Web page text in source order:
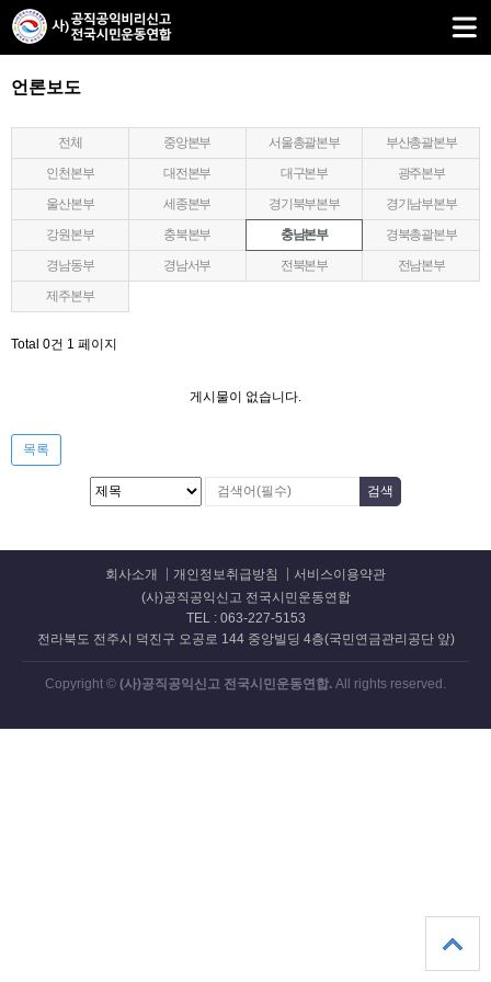
언론보도
전체 중앙본부 서울총괄본부
부산총괄본부
인천본부
대전본부 대구본부
광주본부
울산본부
세종본부 경기북부본부
경기남부본부
강원본부
충북본부 충남본부
경북총괄본부
경남동부
경남서부 전북본부
전남본부
제주본부
Total 0건 1 페이지
게시물이 없습니다.
목록
회사소개 개인정보취급방침
서비스이용약관
(사)공직공익신고 전국시민운동연합
TEL : 063-227-5153
전라북도 전주시 덕진구 오공로 144 중앙빌딩 4층(국민연금관리공단 앞)
Copyright © (사)공직공익신고 전국시민운동연합. All rights reserved.